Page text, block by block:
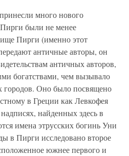
много нового
Пирги были не менее
Пирги (именно этот
античные авторы, он
античных авторов,
богатствами, чем вызывало
городов. Оно было посвящено
в Греции как Левкофея
найденных здесь в
имена этрусских богинь Уни
в Пирги исследовано второе
южнее первого и